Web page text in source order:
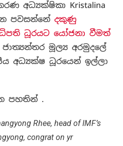
අධ්‍යක්ෂිකා Kristalina
පවසන්නේ දකුණු
ධූරයට යෝජනා වීමත්
ජාත්‍යන්තර මූල්‍ය අරමුදලේ
අධ්‍යක්ෂ ධූරයෙන් ඉල්ලා
පහතින් .
Rhee, head of IMF’s
congrat on yr